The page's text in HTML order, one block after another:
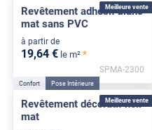
Meilleure vente
Revêtement adhésif blanc
mat sans PVC
à partir de
19,64 € le m² *
SPMA-2300
Meilleure vente
Confort Pose Intérieure
Revêtement décoratif noir
mat